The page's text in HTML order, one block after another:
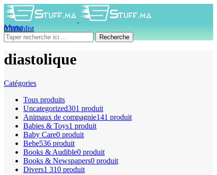
0Wishlist
0produit 0DH
Menu
Recherche
diastolique
Catégories
Tous produits
Uncategorized301 produit
Animaux de compagnie141 produit
Babies & Toys1 produit
Baby Care0 produit
Bebe536 produit
Books & Audible0 produit
Books & Newspapers0 produit
Divers1 310 produit